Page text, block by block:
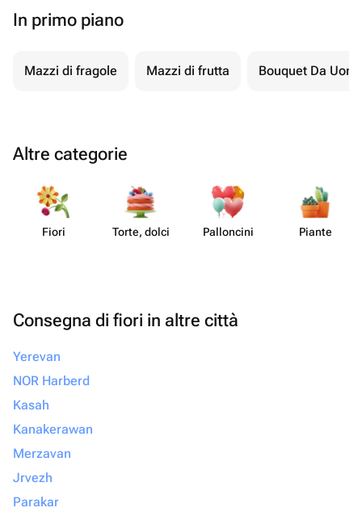
In primo piano
Mazzi di fragole Mazzi di frutta Bouquet Da
Altre categorie
Fiori Torte, dolci Pall​oncini Piante
Consegna di fiori in altre città
Yerevan
NOR Harberd
Kasah
Kanakerawan
Merzavan
Jrvezh
Parakar